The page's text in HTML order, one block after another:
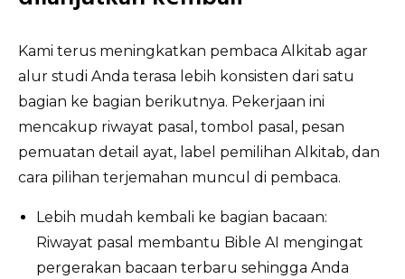
Kami terus meningkatkan pembaca Alkitab agar
alur studi Anda terasa lebih konsisten dari satu
bagian ke bagian berikutnya. Pekerjaan ini
mencakup riwayat pasal, tombol pasal, pesan
pemuatan detail ayat, label pemilihan Alkitab, dan
cara pilihan terjemahan muncul di pembaca.
Lebih mudah kembali ke bagian bacaan:
Riwayat pasal membantu Bible AI mengingat
pergerakan bacaan terbaru sehingga Anda